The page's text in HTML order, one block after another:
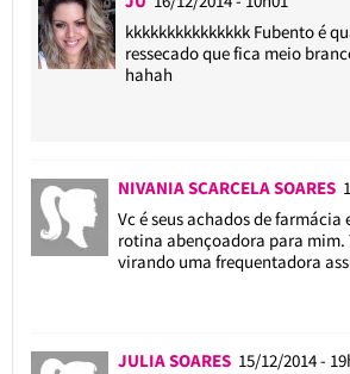
kkkkkkkkkkkkkkk Fubento é
ressecado que fica meio
hahah
NIVANIA SCARCELA SOARES
Vc é seus achados de
rotina abençoadora para mim.
virando uma frequentadora
JULIA SOARES 15/12/2014 -